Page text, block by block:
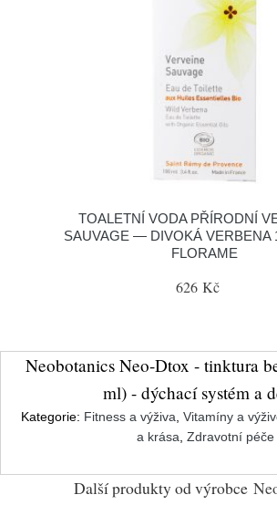
TOALETNÍ VODA PŘÍRODNÍ
SAUVAGE — DIVOKÁ VERBENA
FLORAME
626 Kč
Neobotanics Neo-Dtox - tinktura
ml) - dýchací systém a
Kategorie: Fitness a výživa Vitamíny a
a krása Zdravotní péče
Další produkty od výrobce